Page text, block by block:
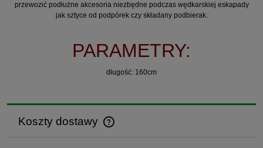
przewozić podłużne akcesoria niezbędne podczas wędkarskiej eskapady
jak sztyce od podpórek czy składany podbierak.
PARAMETRY:
długość: 160cm
Koszty dostawy
Cena nie zawiera ewentualnych kosztów płatności